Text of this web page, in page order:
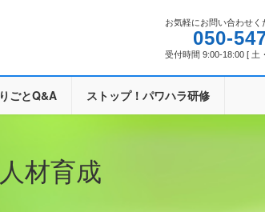
お気軽にお問い合わせく
050-
受付時間 9:00-18:00 [ 土
ごとQ&A ストップ！パワハラ研修
人材育成